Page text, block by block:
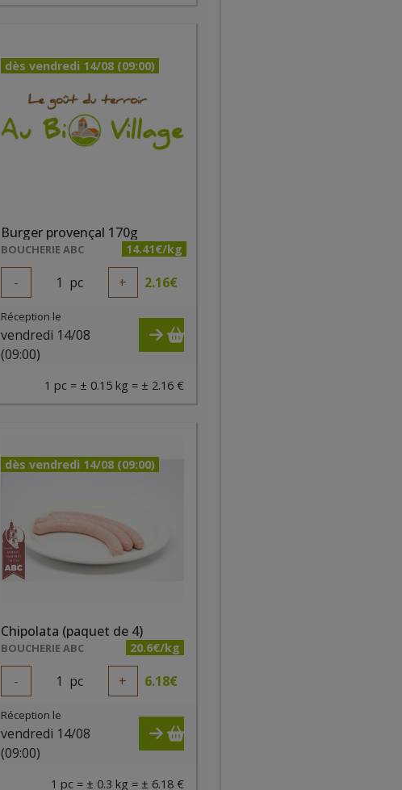
dès vendredi 14/08 (09:00)
Burger provençal 170g
BOUCHERIE ABC 14.41€/kg
- 1 pc + 2.16€
Réception le
vendredi 14/08
(09:00)
1 pc = ± 0.15 kg = ± 2.16 €
dès vendredi 14/08 (09:00)
Chipolata (paquet de 4)
BOUCHERIE ABC 20.6€/kg
- 1 pc + 6.18€
Réception le
vendredi 14/08
(09:00)
1 pc = ± 0.3 kg = ± 6.18 €